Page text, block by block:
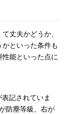
丈夫かどうか、
といった条件も
能といった点に
記されていま
防塵等級、右が